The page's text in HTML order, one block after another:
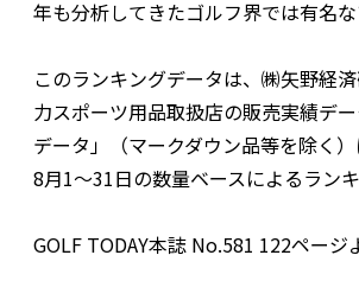
年も分析してきたゴルフ界では有名な
このランキングデータは、㈱矢野経
力スポーツ用品取扱店の販売実績デ
データ」（マークダウン品等を除く
8月1〜31日の数量ベースによるランキ
GOLF TODAY本誌 No.581 122ページ